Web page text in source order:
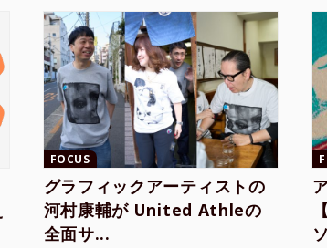
FOCUS
グラフィックアーティストの
河村康輔が United Athleの
全面サ...